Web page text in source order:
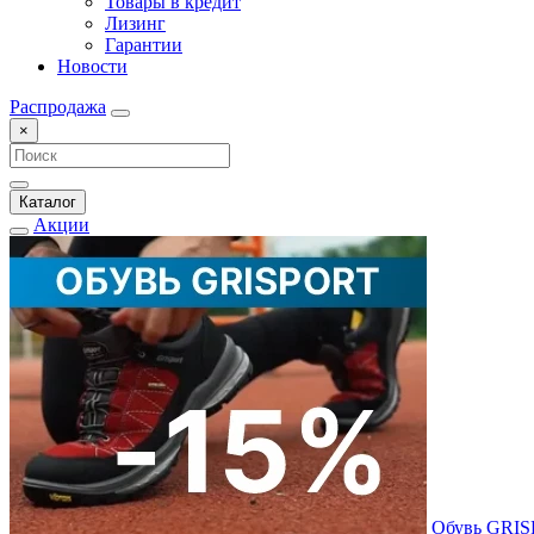
Лизинг
Гарантии
Новости
Распродажа
×
Каталог
Акции
Обувь